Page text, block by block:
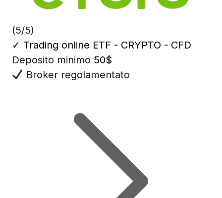
(5/5)
✓ Trading online ETF - CRYPTO - CFD
Deposito minimo 50$
Broker regolamentato